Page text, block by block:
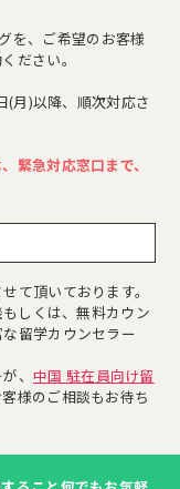
を、ご希望のお客様
ださい。
(月)以降、順次対応さ
緊急対応窓口まで、
て頂いております。
しくは、無料カウン
留学カウンセラー
、 中国 駐在員向け留
様のご相談もお待ち